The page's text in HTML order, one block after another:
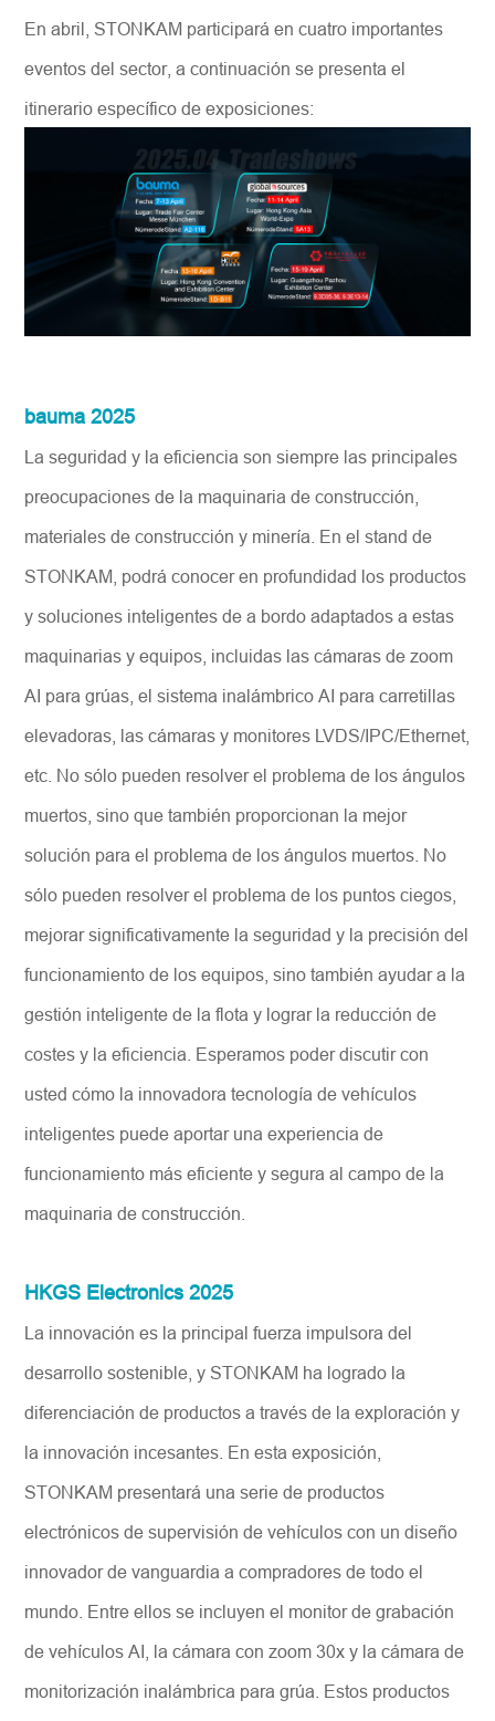
En abril, STONKAM participará en cuatro importantes
eventos del sector, a continuación se presenta el
itinerario específico de exposiciones:
bauma 2025
La seguridad y la eficiencia son siempre las principales
preocupaciones de la maquinaria de construcción,
materiales de construcción y minería. En el stand de
STONKAM, podrá conocer en profundidad los productos
y soluciones inteligentes de a bordo adaptados a estas
maquinarias y equipos, incluidas las cámaras de zoom
AI para grúas, el sistema inalámbrico AI para carretillas
elevadoras, las cámaras y monitores LVDS/IPC/Ethernet,
etc. No sólo pueden resolver el problema de los ángulos
muertos, sino que también proporcionan la mejor
solución para el problema de los ángulos muertos. No
sólo pueden resolver el problema de los puntos ciegos,
mejorar significativamente la seguridad y la precisión del
funcionamiento de los equipos, sino también ayudar a la
gestión inteligente de la flota y lograr la reducción de
costes y la eficiencia. Esperamos poder discutir con
usted cómo la innovadora tecnología de vehículos
inteligentes puede aportar una experiencia de
funcionamiento más eficiente y segura al campo de la
maquinaria de construcción.
HKGS Electronics 2025
La innovación es la principal fuerza impulsora del
desarrollo sostenible, y STONKAM ha logrado la
diferenciación de productos a través de la exploración y
la innovación incesantes. En esta exposición,
STONKAM presentará una serie de productos
electrónicos de supervisión de vehículos con un diseño
innovador de vanguardia a compradores de todo el
mundo. Entre ellos se incluyen el monitor de grabación
de vehículos AI, la cámara con zoom 30x y la cámara de
monitorización inalámbrica para grúa. Estos productos